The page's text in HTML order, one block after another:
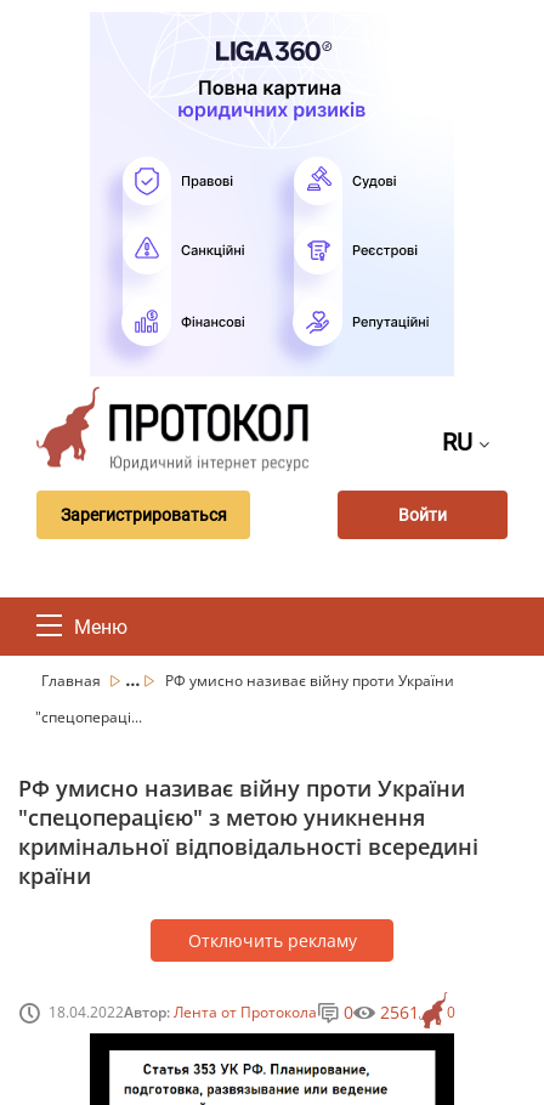
RU
Зарегистрироваться Войти
Меню
Главная ...
РФ умисно називає війну проти України
"спецопераці...
РФ умисно називає війну проти України
"спецоперацією" з метою уникнення
кримінальної відповідальності всередині
країни
Отключить рекламу
18.04.2022Автор:Лента от Протокола 0
0 2561